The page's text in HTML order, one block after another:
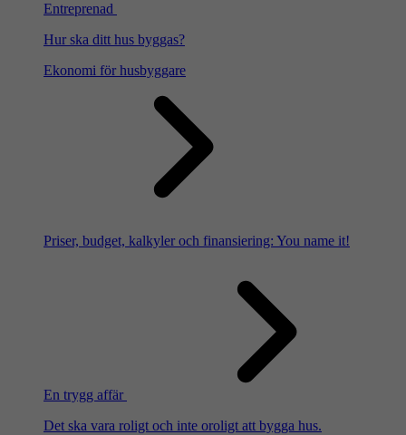
Entreprenad
Hur ska ditt hus byggas?
Ekonomi för husbyggare
Priser, budget, kalkyler och finansiering: You name it!
En trygg affär
Det ska vara roligt och inte oroligt att bygga hus.